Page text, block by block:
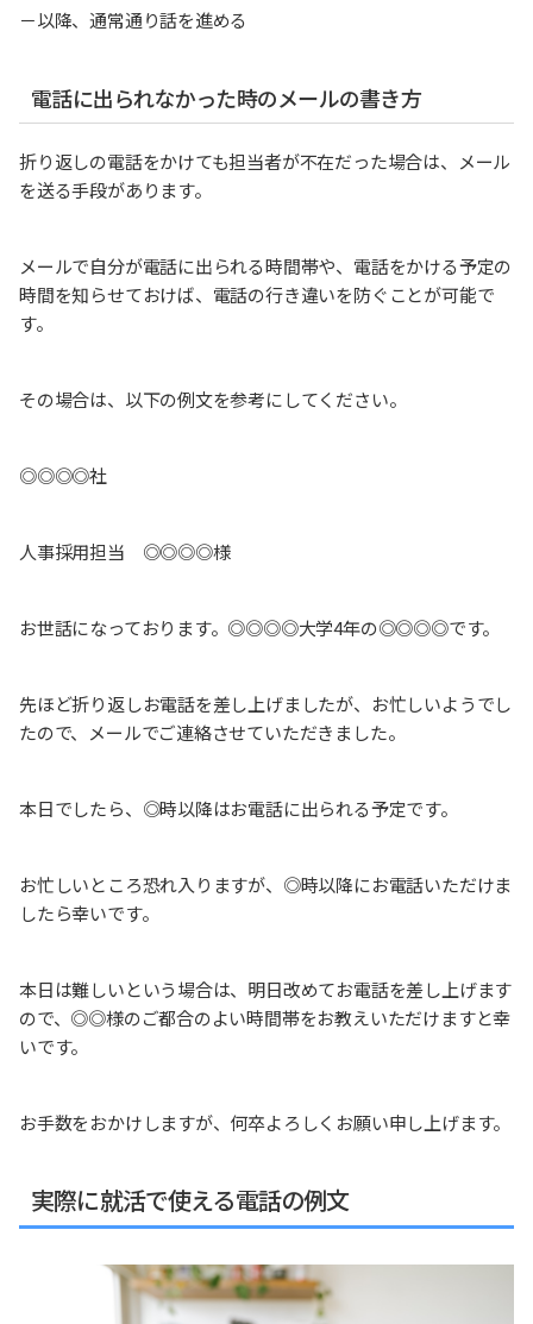
－以降、通常通り話を進める
電話に出られなかった時のメールの書き方
折り返しの電話をかけても担当者が不在だった場合は、メール
を送る手段があります。
メールで自分が電話に出られる時間帯や、電話をかける予定の
時間を知らせておけば、電話の行き違いを防ぐことが可能で
す。
その場合は、以下の例文を参考にしてください。
◎◎◎◎社
人事採用担当 ◎◎◎◎様
お世話になっております。◎◎◎◎大学4年の◎◎◎◎です。
先ほど折り返しお電話を差し上げましたが、お忙しいようでし
たので、メールでご連絡させていただきました。
本日でしたら、◎時以降はお電話に出られる予定です。
お忙しいところ恐れ入りますが、◎時以降にお電話いただけま
したら幸いです。
本日は難しいという場合は、明日改めてお電話を差し上げます
ので、◎◎様のご都合のよい時間帯をお教えいただけますと幸
いです。
お手数をおかけしますが、何卒よろしくお願い申し上げます。
実際に就活で使える電話の例文